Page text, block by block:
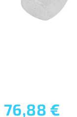
76,88 €